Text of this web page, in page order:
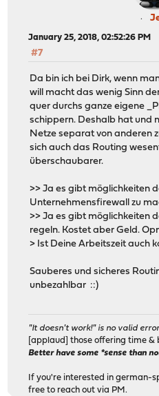
January 25, 2018, 02:52:26 PM
#7
Da bin ich bei Dirk, wenn
will macht das wenig Sinn
quer durchs ganze eigene
schippern. Deshalb hat und
Netze separat von anderen
sich auch das Routing
überschaubarer.
>> Ja es gibt möglichkeiten
Unternehmensfirewall zu
>> Ja es gibt möglichkeiten
regeln. Kostet aber Geld.
> Ist Deine Arbeitszeit auch
Sauberes und sicheres
unbezahlbar ::)
"It doesn't work!" is no valid
[applaud] those offering time &
Better have some *sense than
If you're interested in german-
free to reach out via PM.